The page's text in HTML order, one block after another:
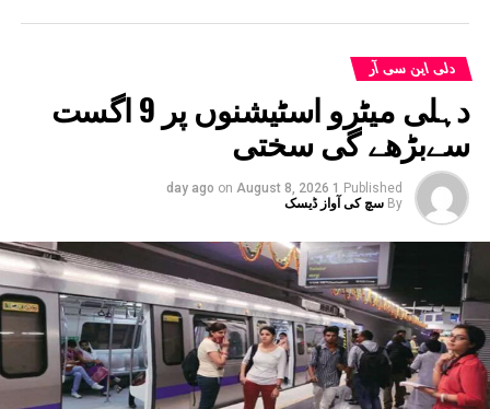
سائنسی اور انسانی وسائل کے سطح پر مسلسل جدید
بنایا جا رہا ہے۔
سال 2025 میں مقدمات کی جانچ اور رپورٹنگ کے لیے 247
سائنسی عملے کی ٹھیکے کی بنیاد (کنٹریکٹ) پر مشن موڈ میں
بھرتی کی گئی۔ اس کے علاوہ جائے وقوعہ کی جانچ اور دیگر
ہزار روپے ماہانہ اسٹائپنڈ پر مقرر کرنے کی پہل
کی گئی ہے۔انہوں نے بتایا کہ ایف ایس ایل کو جدید
ترین بنانے کے لیے ضروری مشینری، سائنسی آلات،
سائبر ورک اسٹیشن اور استعمال کی اشیاء کی
خریداری کی گئی ہے۔
دہلی پولیس کی چھ رینجز اور 15 اضلاع میں نئے فوجداری
قوانین کے مطابق جائے وقوعہ پر فوری سائنسی
دلی این سی آر
دہلی میٹرو اسٹیشنوں پر 9 اگست
سےبڑھے گی سختی
Published
1 day ago
on August 8, 2026
By سچ کی آواز ڈیسک